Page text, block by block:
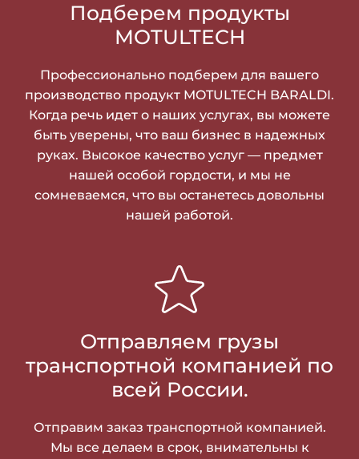
Подберем продукты
MOTULTECH
Профессионально подберем для вашего
производство продукт MOTULTECH BARALDI.
Когда речь идет о наших услугах, вы можете
быть уверены, что ваш бизнес в надежных
руках. Высокое качество услуг — предмет
нашей особой гордости, и мы не
сомневаемся, что вы останетесь довольны
нашей работой.
Отправляем грузы
транспортной компанией по
всей России.
Отправим заказ транспортной компанией.
Мы все делаем в срок, внимательны к